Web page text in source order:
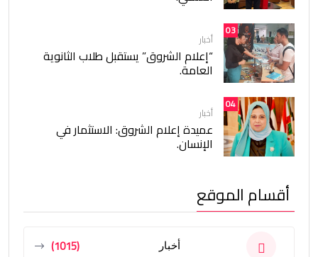
03
أخبار
“إعلام الشروق” يستقبل طلاب الثانوية
العامة.
04
أخبار
عميدة إعلام الشروق: الاستثمار في
الإنسان.
أقسام الموقع
أخبار (1015)